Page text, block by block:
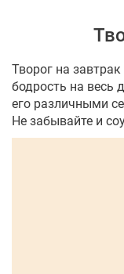
Творог на
бодрость на весь
его различными
Не забывайте и